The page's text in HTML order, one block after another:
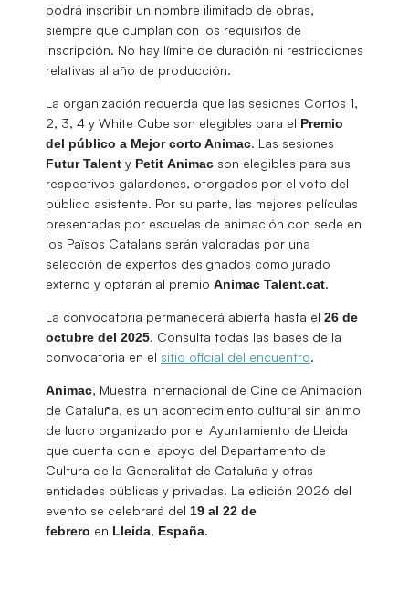
podrá inscribir un nombre ilimitado de obras,
siempre que cumplan con los requisitos de
inscripción. No hay límite de duración ni restricciones
relativas al año de producción.
La organización recuerda que las sesiones Cortos 1,
2, 3, 4 y White Cube son elegibles para el Premio
del público a Mejor corto Animac. Las sesiones
Futur Talent y Petit Animac son elegibles para sus
respectivos galardones, otorgados por el voto del
público asistente. Por su parte, las mejores películas
presentadas por escuelas de animación con sede en
los Països Catalans serán valoradas por una
selección de expertos designados como jurado
externo y optarán al premio Animac Talent.cat.
La convocatoria permanecerá abierta hasta el 26 de
octubre del 2025. Consulta todas las bases de la
convocatoria en el sitio oficial del encuentro.
Animac, Muestra Internacional de Cine de Animación
de Cataluña, es un acontecimiento cultural sin ánimo
de lucro organizado por el Ayuntamiento de Lleida
que cuenta con el apoyo del Departamento de
Cultura de la Generalitat de Cataluña y otras
entidades públicas y privadas. La edición 2026 del
evento se celebrará del 19 al 22 de
febrero en Lleida, España.